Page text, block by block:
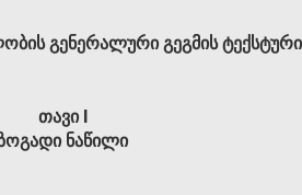
გენერალური გეგმის
თავი I
ნაწილი